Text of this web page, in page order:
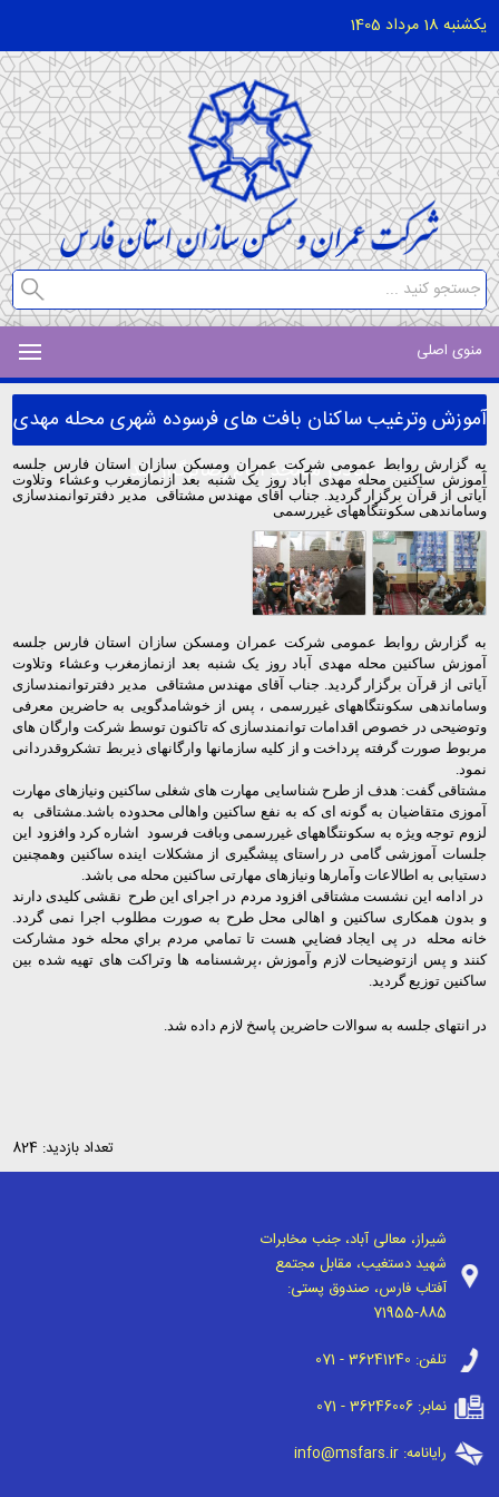
یکشنبه 18 مرداد 1405
منوی اصلی
آموزش وترغیب ساکنان بافت های فرسوده شهری محله مهدی
آباددر مسجد امام رضابرگزار شد
به گزارش روابط عمومی شرکت عمران ومسکن سازان استان فارس جلسه
آموزش ساکنین محله مهدی آباد روز یک شنبه بعد ازنمازمغرب وعشاء وتلاوت
آیاتی از قرآن برگزار گردید. جناب آقای مهندس مشتاقی مدیر دفترتوانمندسازی
وساماندهی سکونتگاههای غیررسمی
به گزارش روابط عمومی شرکت عمران ومسکن سازان استان فارس جلسه
آموزش ساکنین محله مهدی آباد روز یک شنبه بعد ازنمازمغرب وعشاء وتلاوت
آیاتی از قرآن برگزار گردید. جناب آقای مهندس مشتاقی مدیر دفترتوانمندسازی
وساماندهی سکونتگاههای غیررسمی ، پس از خوشامدگویی به حاضرین معرفی
وتوضیحی در خصوص اقدامات توانمندسازی که تاکنون توسط شرکت وارگان های
مربوط صورت گرفته پرداخت و از کلیه سازمانها وارگانهای ذیربط تشکروقدردانی
نمود.
مشتاقی گفت: هدف از طرح شناسایی مهارت های شغلی ساکنین ونیازهای مهارت
آموزی متقاضیان به گونه ای که به نفع ساکنین واهالی محدوده باشد.مشتاقی به
لزوم توجه ویژه به سکونتگاههای غیررسمی وبافت فرسود اشاره کرد وافزود این
جلسات آموزشی گامی در راستای پیشگیری از مشکلات اینده ساکنین وهمچنین
دستیابی به اطالاعات وآمارها ونیازهای مهارتی ساکنین محله می باشد.
در ادامه این نشست مشتاقی افزود مردم در اجرای این طرح نقشی کلیدی دارند
و بدون همکاری ساکنین و اهالی محل طرح به صورت مطلوب اجرا نمی گردد.
خانه محله در پی ايجاد فضايي هست تا تمامي مردم براي محله خود مشاركت
كنند و پس ازتوضیحات لازم وآموزش ،پرشسنامه ها وتراکت های تهیه شده بین
ساکنین توزیع گردید.
در انتهای جلسه به سوالات حاضرین پاسخ لازم داده شد.
تعداد بازدید: 824
شیراز، معالی آباد، جنب مخابرات
شهید دستغیب، مقابل مجتمع
آفتاب فارس، صندوق پستی:
71955-885
تلفن: 071 - 36241240
نمابر:071 - 36246006
رایانامه:info@msfars.ir